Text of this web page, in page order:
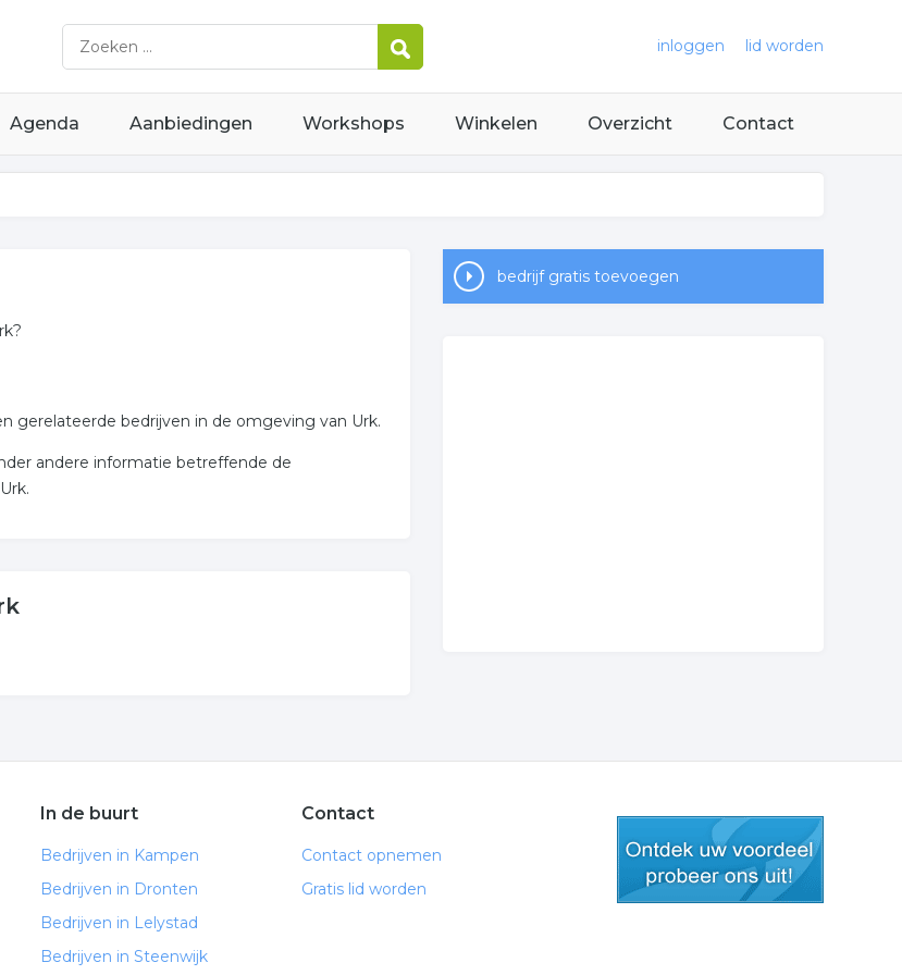
inloggen lid worden
Agenda Aanbiedingen Workshops Winkelen Overzicht Contact
gerelateerde bedrijven in de omgeving van Urk.
andere informatie betreffende de
bedrijf gratis toevoegen
In de buurt
Bedrijven in Kampen
Bedrijven in Dronten
Bedrijven in Lelystad
Bedrijven in Steenwijk
Contact
Contact opnemen
Gratis lid worden